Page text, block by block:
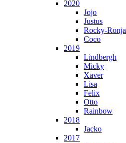
2020
Jojo
Justus
Rocky-Ronja
Coco
2019
Lindbergh
Micky
Xaver
Lisa
Felix
Otto
Rainbow
2018
Jacko
2017